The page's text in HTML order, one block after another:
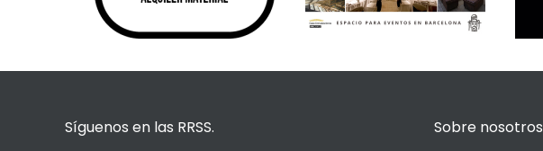
Síguenos en las RRSS. Sobre nosotros